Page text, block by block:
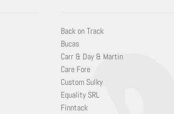
Back on Track
Bucas
Carr & Day & Martin
Care Fore
Custom Sulky
Equality SRL
Finntack